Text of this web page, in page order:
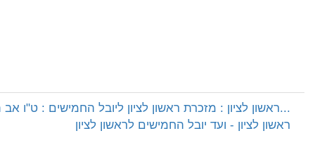
...ראשון לציון : מזכרת ראשון לציון ליובל החמישים : ט"ו
ראשון לציון - ועד יובל החמישים לראשון לציון